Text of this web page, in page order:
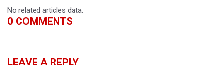
No related articles data.
0 COMMENTS
LEAVE A REPLY